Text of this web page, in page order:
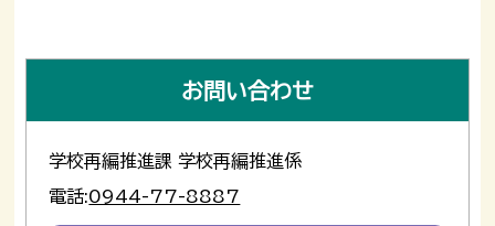
お問い合わせ
学校再編推進課 学校再編推進係
電話:0944-77-8887